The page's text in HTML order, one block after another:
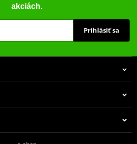
akciách.
Prihlásiť sa